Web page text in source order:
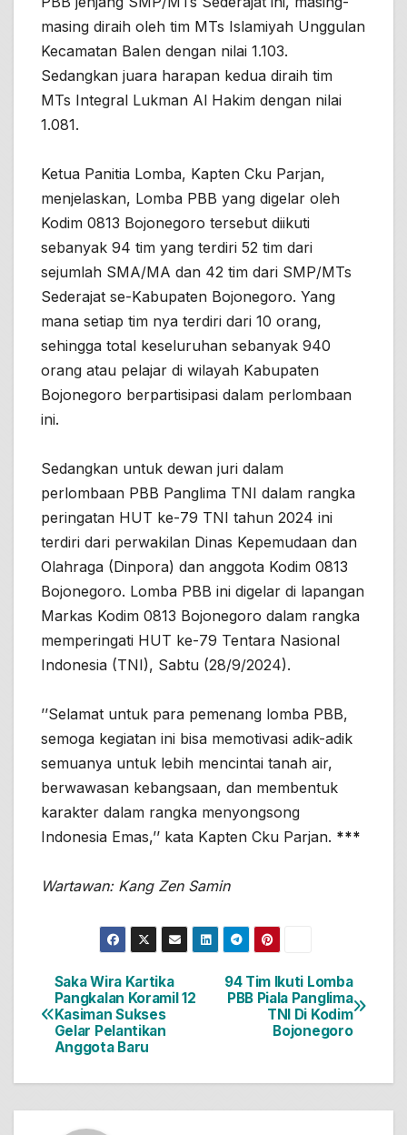
masing diraih oleh tim MTs Islamiyah Unggulan
Kecamatan Balen dengan nilai 1.103.
Sedangkan juara harapan kedua diraih tim
MTs Integral Lukman Al Hakim dengan nilai
1.081.
Ketua Panitia Lomba, Kapten Cku Parjan,
menjelaskan, Lomba PBB yang digelar oleh
Kodim 0813 Bojonegoro tersebut diikuti
sebanyak 94 tim yang terdiri 52 tim dari
sejumlah SMA/MA dan 42 tim dari SMP/MTs
Sederajat se-Kabupaten Bojonegoro. Yang
mana setiap tim nya terdiri dari 10 orang,
sehingga total keseluruhan sebanyak 940
orang atau pelajar di wilayah Kabupaten
Bojonegoro berpartisipasi dalam perlombaan
ini.
Sedangkan untuk dewan juri dalam
perlombaan PBB Panglima TNI dalam rangka
peringatan HUT ke-79 TNI tahun 2024 ini
terdiri dari perwakilan Dinas Kepemudaan dan
Olahraga (Dinpora) dan anggota Kodim 0813
Bojonegoro. Lomba PBB ini digelar di lapangan
Markas Kodim 0813 Bojonegoro dalam rangka
memperingati HUT ke-79 Tentara Nasional
Indonesia (TNI), Sabtu (28/9/2024).
’’Selamat untuk para pemenang lomba PBB,
semoga kegiatan ini bisa memotivasi adik-adik
semuanya untuk lebih mencintai tanah air,
berwawasan kebangsaan, dan membentuk
karakter dalam rangka menyongsong
Indonesia Emas,’’ kata Kapten Cku Parjan. ***
Wartawan: Kang Zen Samin
Navigasi
pos
94 Tim Ikuti Lomba
PBB Piala Panglima
TNI Di Kodim
Bojonegoro
Saka Wira Kartika
Pangkalan Koramil 12
Kasiman Sukses
Gelar Pelantikan
Anggota Baru